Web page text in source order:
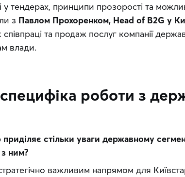
у тендерах, принципи прозорості та
з Павлом Прохоренком, Head of B2G у
співпраці та продаж послуг компанії
влади.
специфіка роботи з
стільки уваги державному
з ним?
важливим напрямом для